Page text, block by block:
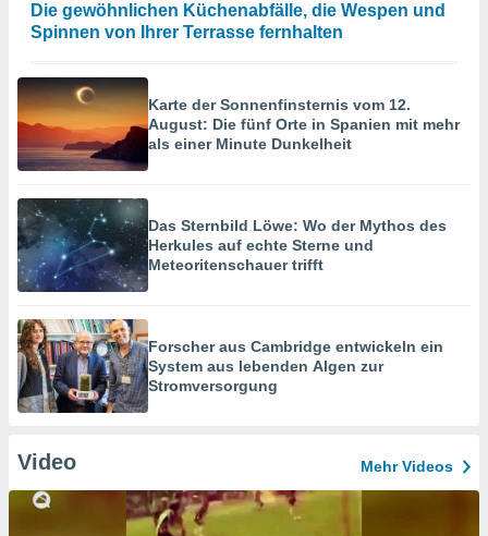
Die gewöhnlichen Küchenabfälle, die Wespen und
Spinnen von Ihrer Terrasse fernhalten
Karte der Sonnenfinsternis vom 12.
August: Die fünf Orte in Spanien mit mehr
als einer Minute Dunkelheit
Das Sternbild Löwe: Wo der Mythos des
Herkules auf echte Sterne und
Meteoritenschauer trifft
Forscher aus Cambridge entwickeln ein
System aus lebenden Algen zur
Stromversorgung
Video Mehr Videos